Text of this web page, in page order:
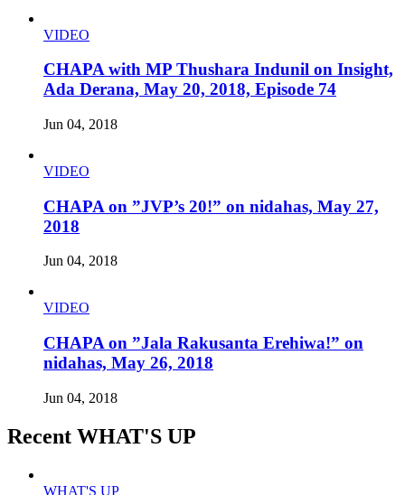
VIDEO
CHAPA with MP Thushara Indunil on Insight,
Ada Derana, May 20, 2018, Episode 74
Jun 04, 2018
VIDEO
CHAPA on ”JVP’s 20!” on nidahas, May 27,
2018
Jun 04, 2018
VIDEO
CHAPA on ”Jala Rakusanta Erehiwa!” on
nidahas, May 26, 2018
Jun 04, 2018
Recent WHAT'S UP
WHAT'S UP